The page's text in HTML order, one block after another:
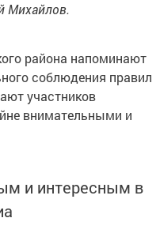
Михайлов.
района напоминают
соблюдения правил
участников
внимательными и
и интересным в